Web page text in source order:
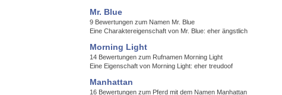
Mr. Blue
9 Bewertungen zum Namen Mr. Blue
Eine Charaktereigenschaft von Mr. Blue: eher ängstlich
Morning Light
14 Bewertungen zum Rufnamen Morning Light
Eine Eigenschaft von Morning Light: eher treudoof
Manhattan
16 Bewertungen zum Pferd mit dem Namen Manhattan